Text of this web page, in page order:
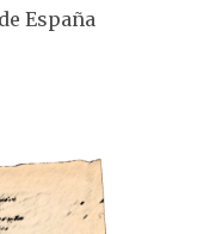
España